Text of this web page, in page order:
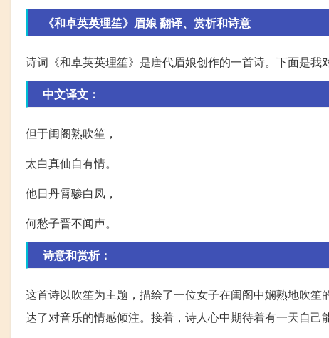
《和卓英英理笙》眉娘 翻译、赏析和诗意
诗词《和卓英英理笙》是唐代眉娘创作的一首诗。下面是我
中文译文：
但于闺阁熟吹笙，
太白真仙自有情。
他日丹霄骖白凤，
何愁子晋不闻声。
诗意和赏析：
这首诗以吹笙为主题，描绘了一位女子在闺阁中娴熟地吹
达了对音乐的情感倾注。接着，诗人心中期待着有一天自己